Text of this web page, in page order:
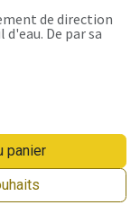
de direction
De par sa
panier